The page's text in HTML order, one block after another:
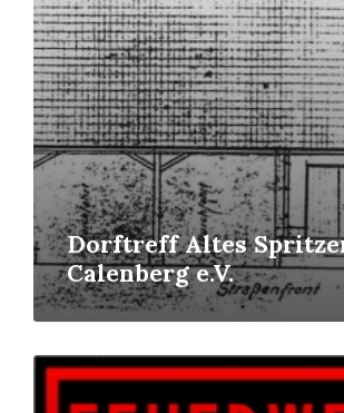
Dorftreff Altes
Calenberg e.V.
Read
More